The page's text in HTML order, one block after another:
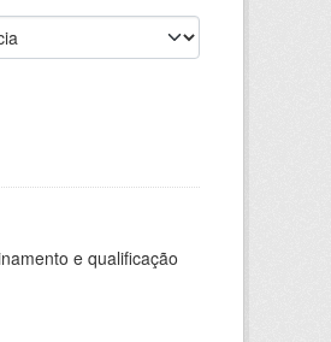
e qualificação